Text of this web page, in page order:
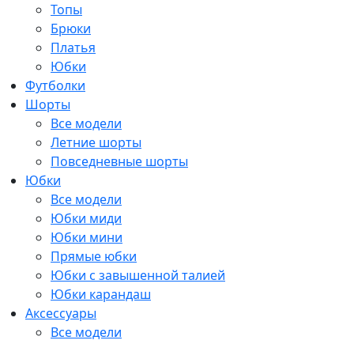
Топы
Брюки
Платья
Юбки
Футболки
Шорты
Все модели
Летние шорты
Повседневные шорты
Юбки
Все модели
Юбки миди
Юбки мини
Прямые юбки
Юбки с завышенной талией
Юбки карандаш
Аксессуары
Все модели